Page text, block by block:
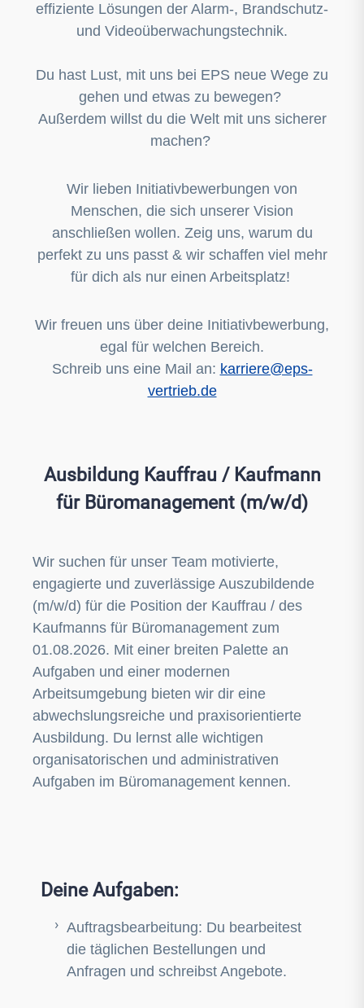
effiziente Lösungen der Alarm-, Brandschutz-
und Videoüberwachungstechnik.
Du hast Lust, mit uns bei EPS neue Wege zu
gehen und etwas zu bewegen?
Außerdem willst du die Welt mit uns sicherer
machen?
Wir lieben Initiativbewerbungen von
Menschen, die sich unserer Vision
anschließen wollen. Zeig uns, warum du
perfekt zu uns passt & wir schaffen viel mehr
für dich als nur einen Arbeitsplatz!
Wir freuen uns über deine Initiativbewerbung,
egal für welchen Bereich.
Schreib uns eine Mail an: karriere@eps-
vertrieb.de
Ausbildung Kauffrau / Kaufmann
für Büromanagement (m/w/d)
Wir suchen für unser Team motivierte,
engagierte und zuverlässige Auszubildende
(m/w/d) für die Position der Kauffrau / des
Kaufmanns für Büromanagement zum
01.08.2026. Mit einer breiten Palette an
Aufgaben und einer modernen
Arbeitsumgebung bieten wir dir eine
abwechslungsreiche und praxisorientierte
Ausbildung. Du lernst alle wichtigen
organisatorischen und administrativen
Aufgaben im Büromanagement kennen.
Deine Aufgaben:
Auftragsbearbeitung: Du bearbeitest
die täglichen Bestellungen und
Anfragen und schreibst Angebote.